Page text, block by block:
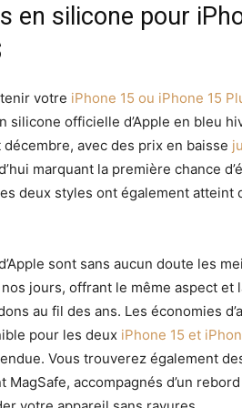
en silicone pour
votre iPhone 15 ou iPhone 15
officielle d’Apple en bleu
avec des prix en baisse
marquant la première chance
deux styles ont également atteint
sont sans aucun doute les
jours, offrant le même aspect et
au fil des ans. Les économies
pour les deux iPhone 15 et
Vous trouverez également
accompagnés d’un